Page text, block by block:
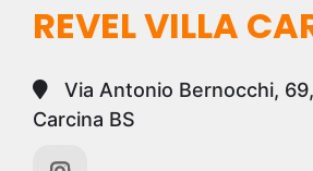
REVEL VILLA
Via Antonio Bernocchi,
Carcina BS